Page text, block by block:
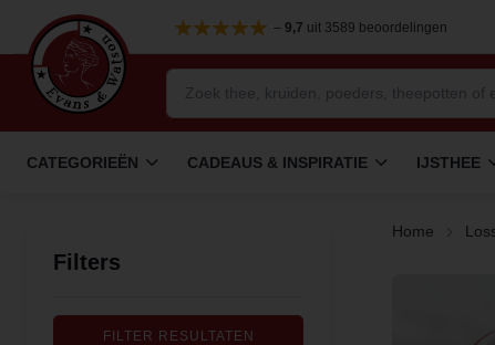
– 9,7 uit 3589 beoordelingen
CATEGORIEËN CADEAUS & INSPIRATIE IJSTHEE
Filters
FILTER RESULTATEN
Home